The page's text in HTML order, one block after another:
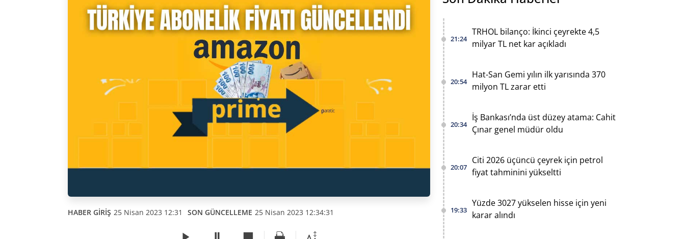
HABER GİRİŞ 25 Nisan 2023 12:31 SON GÜNCELLEME 25 Nisan 2023 12:34:31
21:24
TRHOL bilanço: İkinci çeyrekte 4,5
milyar TL net kar açıkladı
20:54
Hat-San Gemi yılın ilk yarısında 370
milyon TL zarar etti
20:34
İş Bankası’nda üst düzey atama: Cahit
Çınar genel müdür oldu
20:07
Citi 2026 üçüncü çeyrek için petrol
fiyat tahminini yükseltti
19:33
Yüzde 3027 yükselen hisse için yeni
karar alındı